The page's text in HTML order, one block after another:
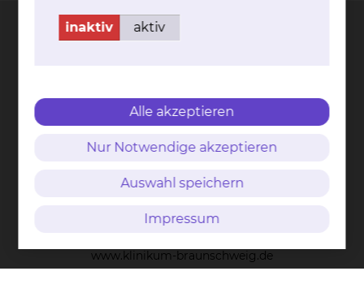
Braunschweig gGmbH
Freisestr. 9/10
38118 Braunschweig
Tel.: 0531/595-0
www.klinikum-braunschweig.de
inaktiv aktiv
Alle akzeptieren
Nur Notwendige akzeptieren
Auswahl speichern
Impressum